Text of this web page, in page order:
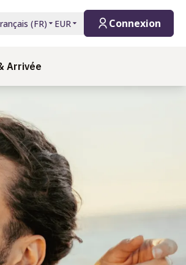
(FR) EUR Connexion
Arrivée